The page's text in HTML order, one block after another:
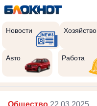
Новости Хозяйство
Авто Работа
Общество 22.03.2025